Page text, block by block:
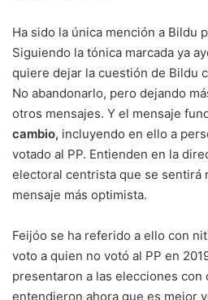
Ha sido la única mención a Bildu
Siguiendo la tónica marcada ya
quiere dejar la cuestión de Bildu
No abandonarlo, pero dejando
otros mensajes. Y el mensaje
cambio, incluyendo en ello a
votado al PP. Entienden en la
electoral centrista que se sentirá
mensaje más optimista.
Feijóo se ha referido a ello con
voto a quien no votó al PP en
presentaron a las elecciones
entendieron ahora que es mejor